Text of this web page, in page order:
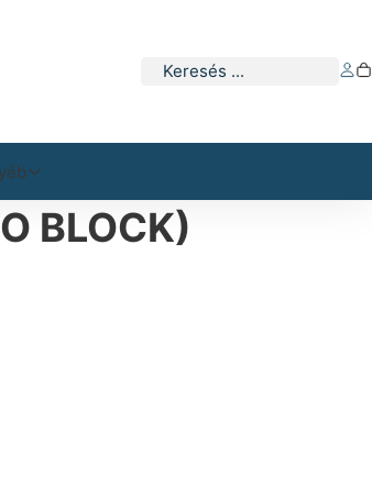
Keresés
BLOCK)